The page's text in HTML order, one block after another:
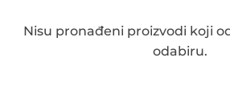
Nisu pronađeni proizvodi koji
odabiru.